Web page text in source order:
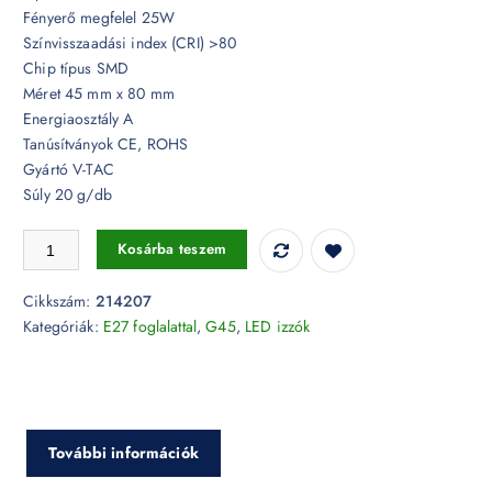
Fényerő megfelel 25W
Színvisszaadási index (CRI) >80
Chip típus SMD
Méret 45 mm x 80 mm
Energiaosztály A
Tanúsítványok CE, ROHS
Gyártó V-TAC
Súly 20 g/db
3,7W LED izzó E27 G45 6400K - 214207 mennyiség
Kosárba teszem
Cikkszám: 214207
Kategóriák: E27 foglalattal,G45, LED izzók
További információk